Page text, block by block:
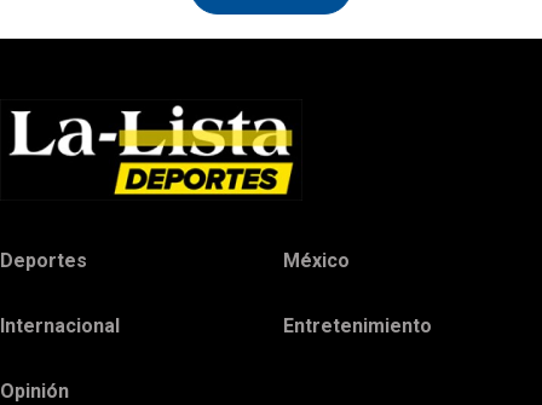
Deportes México
Internacional Entretenimiento
Opinión